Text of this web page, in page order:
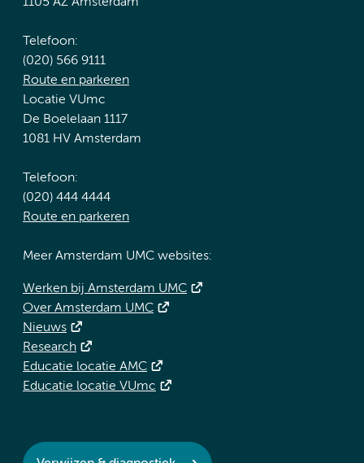
Telefoon:
(020) 566 9111
Route en parkeren
Locatie VUmc
De Boelelaan 1117
1081 HV Amsterdam
Telefoon:
(020) 444 4444
Route en parkeren
Meer Amsterdam UMC websites:
Werken bij Amsterdam UMC
Over Amsterdam UMC
Nieuws
Research
Educatie locatie AMC
Educatie locatie VUmc